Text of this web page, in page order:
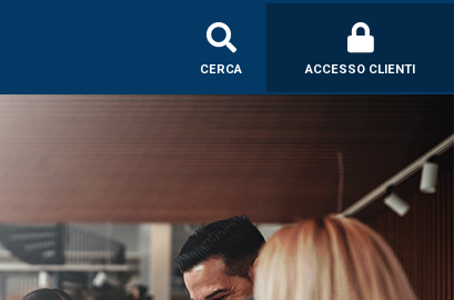
CERCA ACCESSO CLIENTI